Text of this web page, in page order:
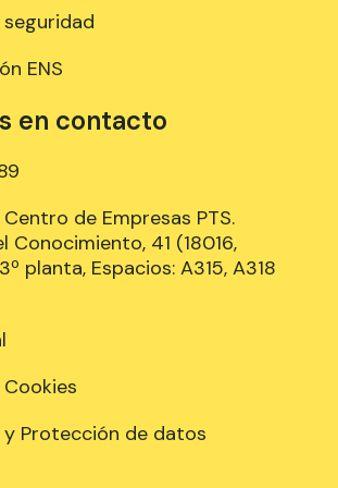
ENS
en contacto
de Empresas PTS.
Conocimiento, 41 (18016,
planta, Espacios: A315, A318
y Protección de datos